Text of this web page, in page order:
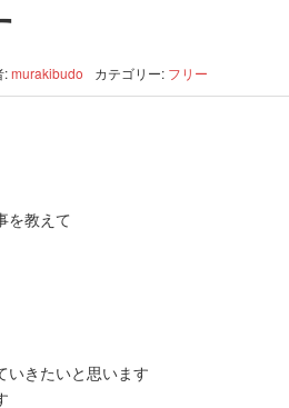
:murakibudo カテゴリー: フリー
を教えて
きたいと思います